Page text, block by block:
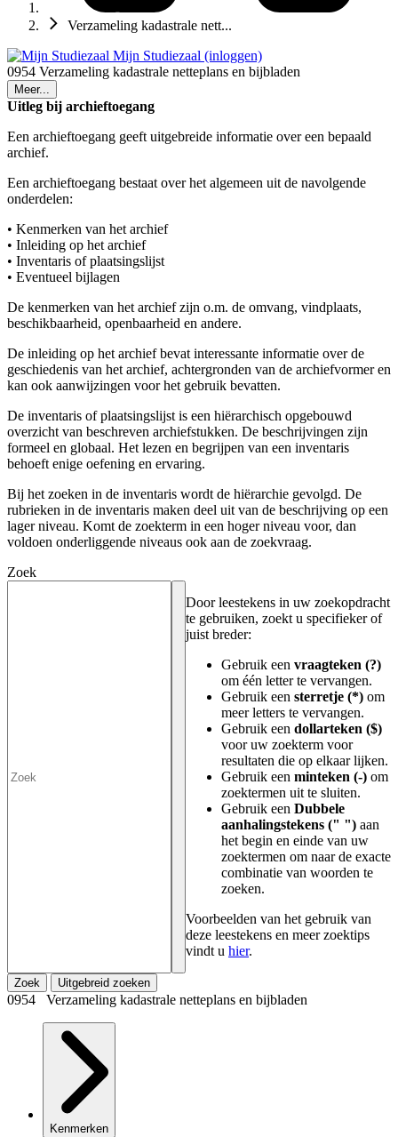
Verzameling kadastrale nett...
Mijn Studiezaal (inloggen)
0954 Verzameling kadastrale netteplans en bijbladen
Meer...
Uitleg bij archieftoegang
Een archieftoegang geeft uitgebreide informatie over een bepaald
archief.
Een archieftoegang bestaat over het algemeen uit de navolgende
onderdelen:
• Kenmerken van het archief
• Inleiding op het archief
• Inventaris of plaatsingslijst
• Eventueel bijlagen
De kenmerken van het archief zijn o.m. de omvang, vindplaats,
beschikbaarheid, openbaarheid en andere.
De inleiding op het archief bevat interessante informatie over de
geschiedenis van het archief, achtergronden van de archiefvormer en
kan ook aanwijzingen voor het gebruik bevatten.
De inventaris of plaatsingslijst is een hiërarchisch opgebouwd
overzicht van beschreven archiefstukken. De beschrijvingen zijn
formeel en globaal. Het lezen en begrijpen van een inventaris
behoeft enige oefening en ervaring.
Bij het zoeken in de inventaris wordt de hiërarchie gevolgd. De
rubrieken in de inventaris maken deel uit van de beschrijving op een
lager niveau. Komt de zoekterm in een hoger niveau voor, dan
voldoen onderliggende niveaus ook aan de zoekvraag.
Zoek
Door leestekens in uw zoekopdracht
te gebruiken, zoekt u specifieker of
juist breder:
Gebruik een vraagteken (?)
om één letter te vervangen.
Gebruik een sterretje (*) om
meer letters te vervangen.
Gebruik een dollarteken ($)
voor uw zoekterm voor
resultaten die op elkaar lijken.
Gebruik een minteken (-) om
zoektermen uit te sluiten.
Gebruik een Dubbele
aanhalingstekens (" ") aan
het begin en einde van uw
zoektermen om naar de exacte
combinatie van woorden te
zoeken.
Voorbeelden van het gebruik van
deze leestekens en meer zoektips
vindt u hier.
Zoek Uitgebreid zoeken
0954 Verzameling kadastrale netteplans en bijbladen
Kenmerken